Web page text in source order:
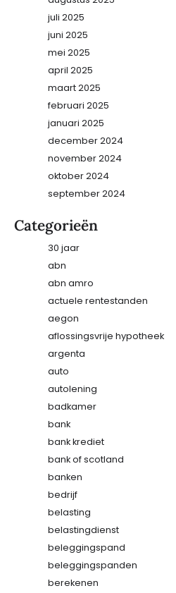
juli 2025
juni 2025
mei 2025
april 2025
maart 2025
februari 2025
januari 2025
december 2024
november 2024
oktober 2024
september 2024
Categorieën
30 jaar
abn
abn amro
actuele rentestanden
aegon
aflossingsvrije hypotheek
argenta
auto
autolening
badkamer
bank
bank krediet
bank of scotland
banken
bedrijf
belasting
belastingdienst
beleggingspand
beleggingspanden
berekenen